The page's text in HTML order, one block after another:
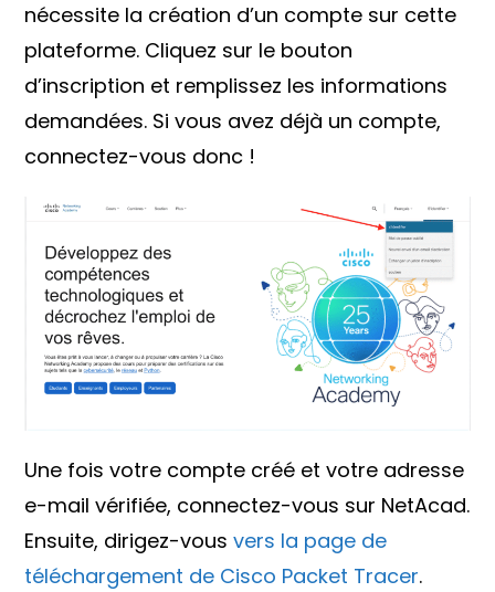
nécessite la création d’un compte sur cette
plateforme. Cliquez sur le bouton
d’inscription et remplissez les informations
demandées. Si vous avez déjà un compte,
connectez-vous donc !
Une fois votre compte créé et votre adresse
e-mail vérifiée, connectez-vous sur NetAcad.
Ensuite, dirigez-vousvers la page de
téléchargement de Cisco Packet Tracer.